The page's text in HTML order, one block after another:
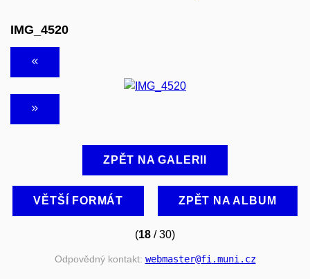
IMG_4520
ZPĚT NA GALERII
VĚTŠÍ FORMÁT ZPĚT NA ALBUM
(18 / 30)
Odpovědný kontakt: webmaster@fi.muni.cz